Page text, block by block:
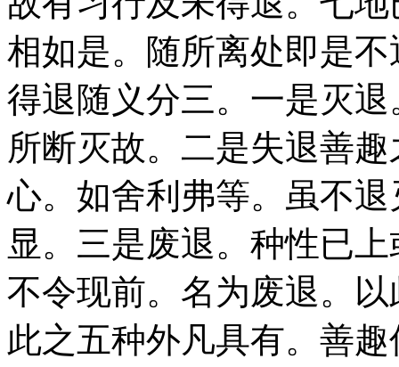
相如是。随所离处即是
得退随义分三。一是灭
所断灭故。二是失退善
心。如舍利弗等。虽不
显。三是废退。种性已
不令现前。名为废退。
此之五种外凡具有。善